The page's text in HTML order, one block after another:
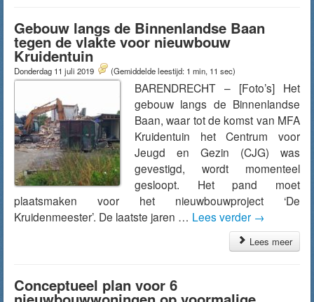
Gebouw langs de Binnenlandse Baan
tegen de vlakte voor nieuwbouw
Kruidentuin
Donderdag 11 juli 2019 (Gemiddelde leestijd: 1 min, 11 sec)
BARENDRECHT – [Foto’s] Het
gebouw langs de Binnenlandse
Baan, waar tot de komst van MFA
Kruidentuin het Centrum voor
Jeugd en Gezin (CJG) was
gevestigd, wordt momenteel
gesloopt. Het pand moet
plaatsmaken voor het nieuwbouwproject ‘De
Kruidenmeester’. De laatste jaren … Lees verder →
Lees meer
Conceptueel plan voor 6